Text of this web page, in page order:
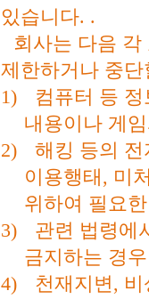
있습니다. .
회사는 다음
제한하거나 중
1)
컴퓨터 등
내용이나 게
2)
해킹 등의
이용행태 , 미
위하여 필요
3)
관련 법령에
금지하는 경우
4)
천재지변, 비